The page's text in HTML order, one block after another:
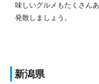
味しいグルメもたくさん
発散しましょう。
新潟県